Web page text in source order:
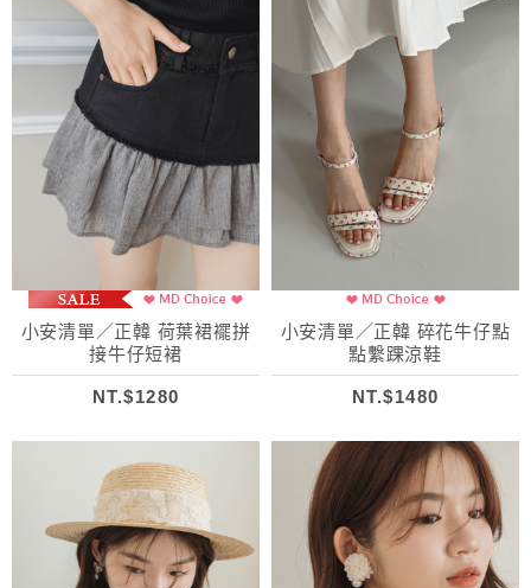
小安清單／正韓 荷葉裙襬拼
接牛仔短裙
NT.$1280
小安清單／正韓 碎花牛仔點
點繫踝涼鞋
NT.$1480